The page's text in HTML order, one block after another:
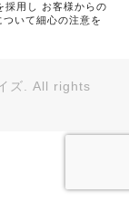
採用し お客様からの
いて細心の注意を
ズ. All rights